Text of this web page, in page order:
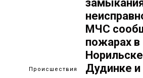
Происшествия
МЧС
пожарах в
Дудинке и